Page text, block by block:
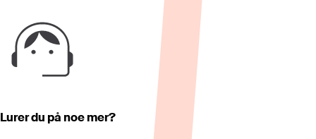
Lurer du på noe mer?